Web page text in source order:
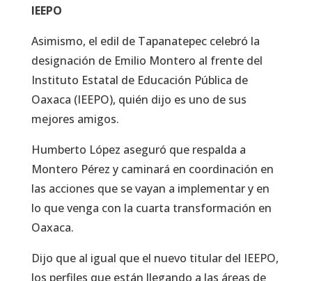
IEEPO
Asimismo, el edil de Tapanatepec celebró la
designación de Emilio Montero al frente del
Instituto Estatal de Educación Pública de
Oaxaca (IEEPO), quién dijo es uno de sus
mejores amigos.
Humberto López aseguró que respalda a
Montero Pérez y caminará en coordinación en
las acciones que se vayan a implementar y en
lo que venga con la cuarta transformación en
Oaxaca.
Dijo que al igual que el nuevo titular del IEEPO,
los perfiles que están llegando a las áreas de